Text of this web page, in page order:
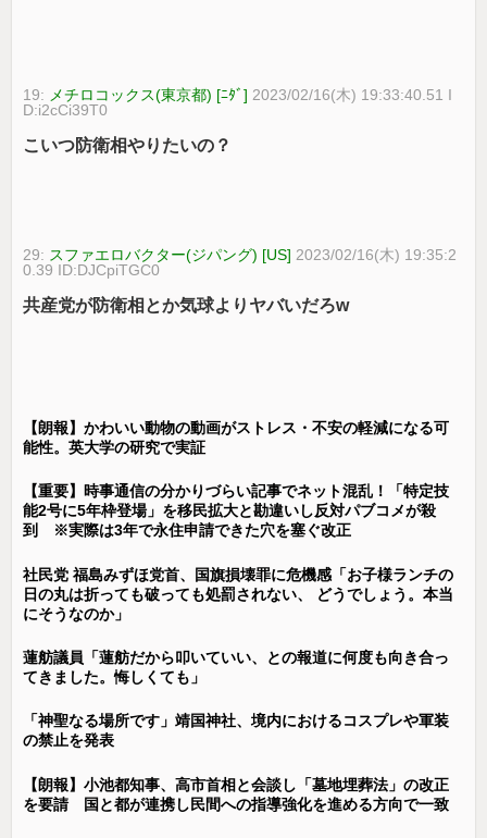
19: メチロコックス(東京都) [ﾆﾀﾞ] 2023/02/16(木) 19:33:40.51 I
D:i2cCi39T0
こいつ防衛相やりたいの？
29: スファエロバクター(ジパング) [US] 2023/02/16(木) 19:35:2
0.39 ID:DJCpiTGC0
共産党が防衛相とか気球よりヤバいだろw
【朗報】かわいい動物の動画がストレス・不安の軽減になる可
能性。英大学の研究で実証
【重要】時事通信の分かりづらい記事でネット混乱！「特定技
能2号に5年枠登場」を移民拡大と勘違いし反対パブコメが殺
到 ※実際は3年で永住申請できた穴を塞ぐ改正
社民党 福島みずほ党首、国旗損壊罪に危機感「お子様ランチの
日の丸は折っても破っても処罰されない、 どうでしょう。本当
にそうなのか」
蓮舫議員「蓮舫だから叩いていい、との報道に何度も向き合っ
てきました。悔しくても」
「神聖なる場所です」靖国神社、境内におけるコスプレや軍装
の禁止を発表
【朗報】小池都知事、高市首相と会談し「墓地埋葬法」の改正
を要請 国と都が連携し民間への指導強化を進める方向で一致